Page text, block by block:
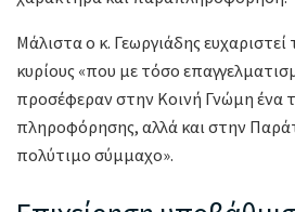
Μάλιστα ο κ. Γεωργιάδης
κυρίους «που με τόσο
προσέφεραν στην Κοινή Γνώμη ένα
πληροφόρησης, αλλά και στην
πολύτιμο σύμμαχο».